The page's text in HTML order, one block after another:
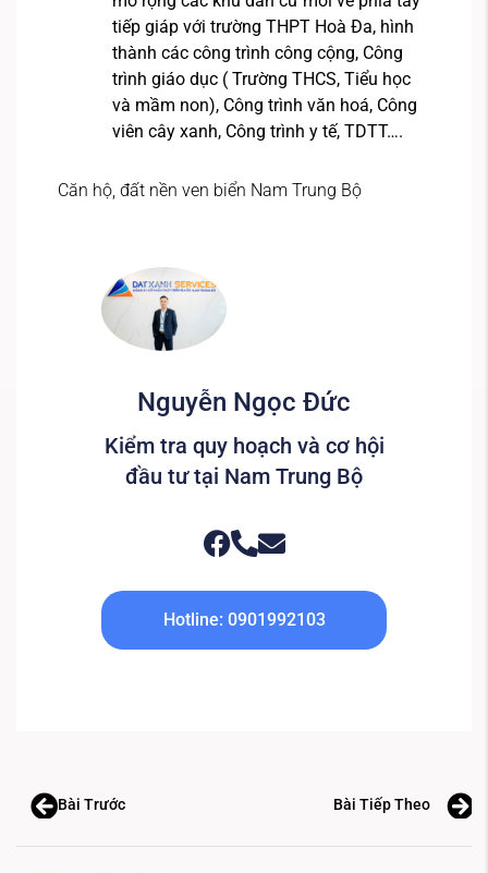
tiếp giáp với trường THPT Hoà Đa, hình
thành các công trình công cộng, Công
trình giáo dục ( Trường THCS, Tiểu học
và mầm non), Công trình văn hoá, Công
viên cây xanh, Công trình y tế, TDTT….
Căn hộ, đất nền ven biển Nam Trung Bộ
Nguyễn Ngọc Đức
Kiểm tra quy hoạch và cơ hội
đầu tư tại Nam Trung Bộ
Hotline: 0901992103
Bài Trước Bài Tiếp Theo